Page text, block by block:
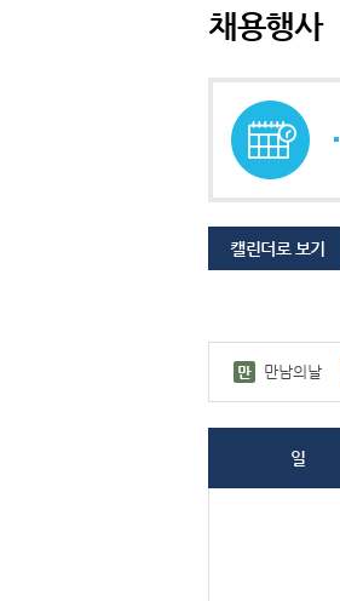
채용행사
캘린더로 보기
만남의날
일